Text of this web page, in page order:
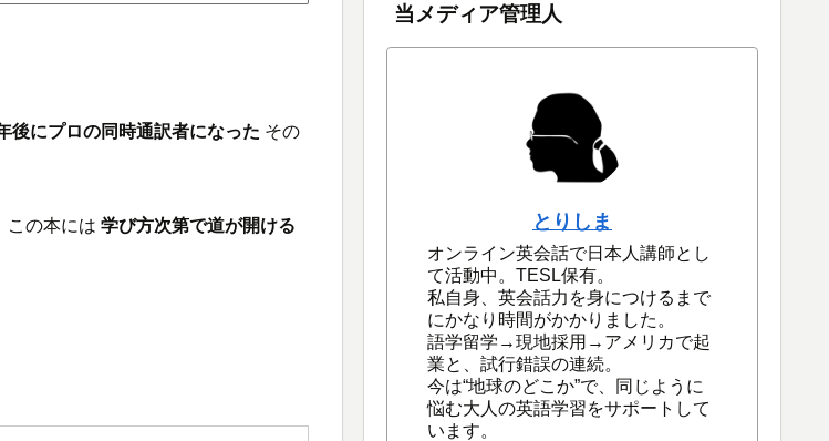
後にプロの同時通訳者になった その
この本には 学び方次第で道が開ける
当メディア管理人
とりしま
オンライン英会話で日本人講師とし
て活動中。TESL保有。
私自身、英会話力を身につけるまで
にかなり時間がかかりました。
語学留学→現地採用→アメリカで起
業と、試行錯誤の連続。
今は“地球のどこか”で、同じように
悩む大人の英語学習をサポートして
います。